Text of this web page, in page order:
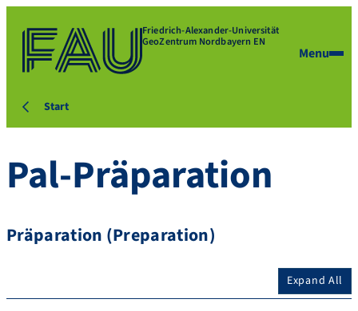
Friedrich-Alexander-Universität
GeoZentrum Nordbayern EN
Menu
Start
Pal-Präparation
Präparation (Preparation)
Expand All